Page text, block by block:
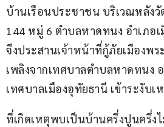
บ้านเรือนประชาชน บริเวณหลัง
144 หมู่ 6 ตำบลหาดทนง อำเภอ
จึงประสานเจ้าหน้าที่กู้ภัยเมืองพ
เพลิงจากเทศบาลตำบลหาดทนง
เทศบาลเมืองอุทัยธานี เข้าระงับเ
ที่เกิดเหตุพบเป็นบ้านครึ่งปูนครึ่ง